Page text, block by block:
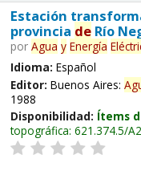
Estación
provincia deRío
por Agua y Energía
Idioma: Español
Editor: Buenos Aires:
1988
Disponibilidad: Ítems
topográfica: 621.374.5/